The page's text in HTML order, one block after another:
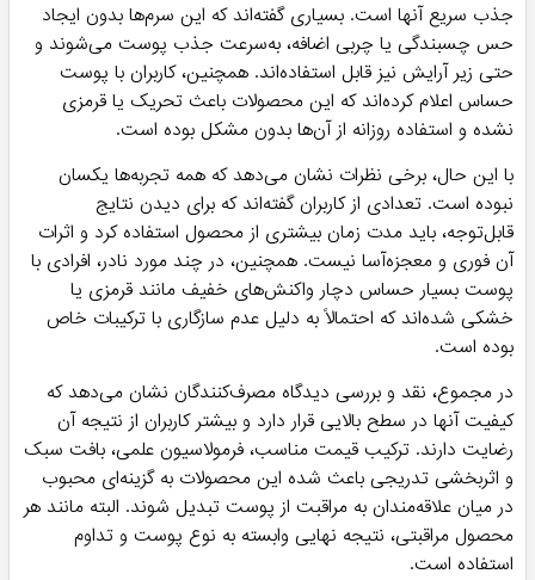
جذب سریع آنها است. بسیاری گفته‌اند که این سرم‌ها بدون ایجاد
حس چسبندگی یا چربی اضافه، به‌سرعت جذب پوست می‌شوند و
حتی زیر آرایش نیز قابل استفاده‌اند. همچنین، کاربران با پوست
حساس اعلام کرده‌اند که این محصولات باعث تحریک یا قرمزی
نشده و استفاده روزانه از آن‌ها بدون مشکل بوده است.
با این حال، برخی نظرات نشان می‌دهد که همه تجربه‌ها یکسان
نبوده است. تعدادی از کاربران گفته‌اند که برای دیدن نتایج
قابل‌توجه، باید مدت زمان بیشتری از محصول استفاده کرد و اثرات
آن فوری و معجزه‌آسا نیست. همچنین، در چند مورد نادر، افرادی با
پوست بسیار حساس دچار واکنش‌های خفیف مانند قرمزی یا
خشکی شده‌اند که احتمالاً به دلیل عدم سازگاری با ترکیبات خاص
بوده است.
در مجموع، نقد و بررسی دیدگاه مصرف‌کنندگان نشان می‌دهد که
کیفیت آنها در سطح بالایی قرار دارد و بیشتر کاربران از نتیجه آن
رضایت دارند. ترکیب قیمت مناسب، فرمولاسیون علمی، بافت سبک
و اثربخشی تدریجی باعث شده این محصولات به گزینه‌ای محبوب
در میان علاقه‌مندان به مراقبت از پوست تبدیل شوند. البته مانند هر
محصول مراقبتی، نتیجه نهایی وابسته به نوع پوست و تداوم
استفاده است.